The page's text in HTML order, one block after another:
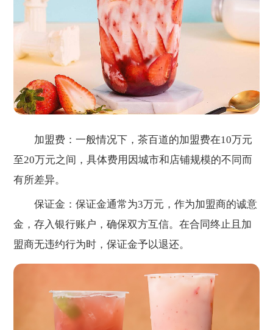
加盟费：一般情况下，茶百道的加盟费在10万元
至20万元之间，具体费用因城市和店铺规模的不同而
有所差异。
保证金：保证金通常为3万元，作为加盟商的诚意
金，存入银行账户，确保双方互信。在合同终止且加
盟商无违约行为时，保证金予以退还。